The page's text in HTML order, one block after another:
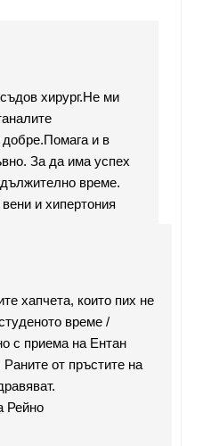
хирург.Не ми
и в
За да има успех
време.
и хипертония
хапчета, които пих не
време /
с приема на Ентан
от пръстите на
Рейно